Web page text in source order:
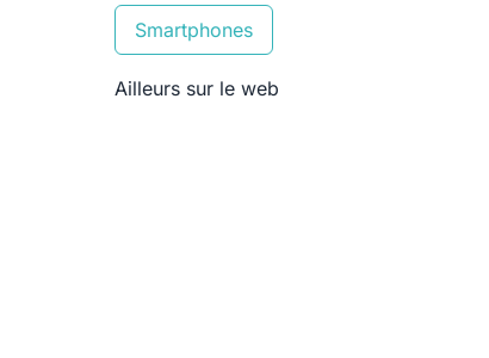
Smartphones
Ailleurs sur le web